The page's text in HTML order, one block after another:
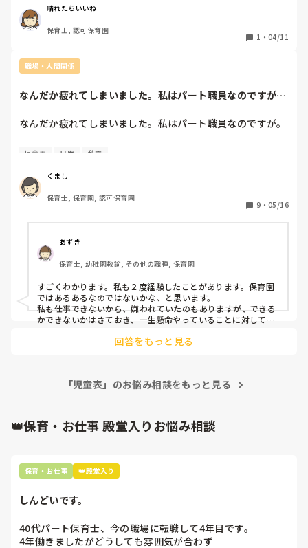
使った感想はいかがですか？
もう保育の現場でICT利用され長く経ちますよね。
私自身コドモン使用は初めてです。
週案月案、登降園管理くらいで、あとはクラス日替わりでブ
あったので，ブログを書く時はクラスで書いたりしていまし
ています。
クラスに一台タブレットがあります。
Wi-Fiにものすごく左右されます。
タブレットでやっています。
コドモン内にある書類もなぜかコドモンと手書きのものもあ
り、そこは負担です。そして、今の時期慣らし保育の子もた
くさんいて、午睡中に書く時間などなく必ず残業になりま
す。
また、ドキュメンテーション内の毎日の振り返りも今年初め
て私は使ったので面倒と思うこともありましたが、ただ、考
え直してみると記録として見返せるのは良いと思いました。
きのほうが良いなと思うこともあるのですが、皆さんどうで
ここ良かった、こうすれば効率良いよ、など教えていただけ
晴れたらいいね
保育士, 認可保育園
1 ・ 04/11
職場・人間関係
なんだか疲れてしまいました。私はパート職員なのですが。
なんだか疲れてしまいました。私はパート職員なのですが。
昨年度、組んでいた正規職員さんから「何にもしてくれない
度、組んでる先生に言っていました。
「何にもしてくれない」とは書類関係や日中の保育を回すこ
と。または保護者とのやりとりや子どもの受け入れ。
しかし、「何にも」っていうのはとても憤慨です。
確かに書類関係や研修の保育を回すを断ってしまったのです
が、それに対してムカついているようです。保護者とのやり
とりや子どもの受け入れだってやる時はやります。
ただ、その正規職員がやってほしい時に私が思う通りに動か
ないのがムカつくんでしょうね。
私も気が利かないところもあるとは思います。
構いるくらい性格が悪いです。
雑談的なことは話しかけない、業務連絡もしてくれない、食
今年度は違うクラスなのですが、園内で私とそばにいるよう
に行きます。
また、私を孤独にさせようとしているのか他の職員とあから
三人で組んでいたのですが、明らかに私には入り込めない雰
囲気を作ってました。
児童表 日案 私立
くまし
保育士, 保育園, 認可保育園
9 ・ 05/16
あずき
保育士, 幼稚園教諭, その他の職種, 保育園
すごくわかります。私も２度経験したことがあります。保育園
ではあるあるなのではないかな、と思います。
私も仕事できないから、嫌われていたのもありますが、できる
かできないかはさておき、一生懸命やっていることに対して酷
ないから相手しとこ、とか思ってる人いると思います。笑
分もシャットダウンしないとやっていけなかったみたいです。
嫌だ嫌だ、の気持ちから自然に自分からはみないし話さない
ごめんなさい！私なんかしでかしました？！っていつもゆって
ました。笑
きにせず、嫌だいやだ、って誰か言える人にこの話をして、う
た。人それぞれだとおもいますが、ほんとに辛いですよね🤣🤣
回答をもっと見る
「児童表」のお悩み相談をもっと見る
👑保育・お仕事 殿堂入りお悩み相談
保育・お仕事 👑殿堂入り
しんどいです。
40代パート保育士、今の職場に転職して4年目です。
4年働きましたがどうしても雰囲気が合わず